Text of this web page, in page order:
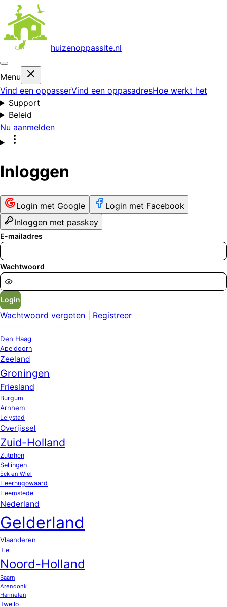
huizenoppassite.nl
Menu
Vind een oppasserVind een oppasadresHoe werkt het
Support
Beleid
Nu aanmelden
Inloggen
Login met Google
Login met Facebook
Inloggen met passkey
E-mailadres
Wachtwoord
Login
Wachtwoord vergeten
Registreer
Den Haag
Apeldoorn
Zeeland
Groningen
Friesland
Burgum
Arnhem
Lelystad
Overijssel
Zuid-Holland
Zutphen
Sellingen
Eck en Wiel
Heerhugowaard
Heemstede
Nederland
Gelderland
Vlaanderen
Tiel
Noord-Holland
Baarn
Arendonk
Harmelen
Twello